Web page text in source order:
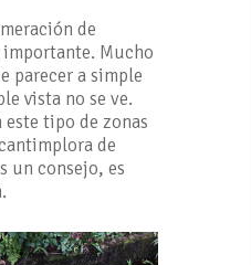
de
Mucho
parecer a simple
vista no se ve.
este tipo de zonas
de
un consejo, es